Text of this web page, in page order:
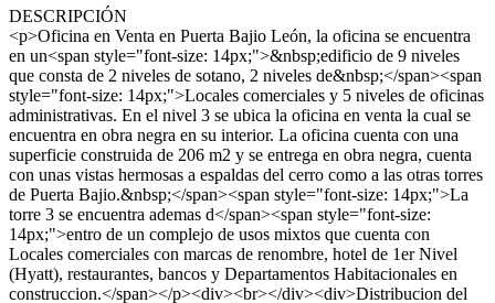
DESCRIPCIÓN
<p>Oficina en Venta en Puerta Bajio León, la oficina se encuentra
en un<span style="font-size: 14px;">&nbsp;edificio de 9 niveles
que consta de 2 niveles de sotano, 2 niveles de&nbsp;</span><span
style="font-size: 14px;">Locales comerciales y 5 niveles de oficinas
administrativas. En el nivel 3 se ubica la oficina en venta la cual se
encuentra en obra negra en su interior. La oficina cuenta con una
superficie construida de 206 m2 y se entrega en obra negra, cuenta
con unas vistas hermosas a espaldas del cerro como a las otras torres
de Puerta Bajio.&nbsp;</span><span style="font-size: 14px;">La
torre 3 se encuentra ademas d</span><span style="font-size:
14px;">entro de un complejo de usos mixtos que cuenta con
Locales comerciales con marcas de renombre, hotel de 1er Nivel
(Hyatt), restaurantes, bancos y Departamentos Habitacionales en
construccion.</span></p><div><br></div><div>Distribucion del